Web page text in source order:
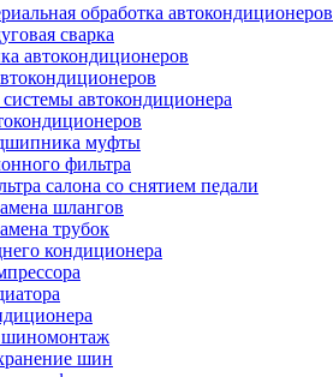
обработка автокондиционеров
сварка
автокондиционеров
автокондиционера
муфты
фильтра
салона со снятием педали
шлангов
трубок
кондиционера
шин